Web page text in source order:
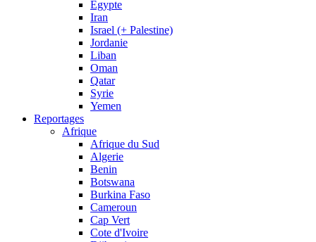
Egypte
Iran
Israel (+ Palestine)
Jordanie
Liban
Oman
Qatar
Syrie
Yemen
Reportages
Afrique
Afrique du Sud
Algerie
Benin
Botswana
Burkina Faso
Cameroun
Cap Vert
Cote d'Ivoire